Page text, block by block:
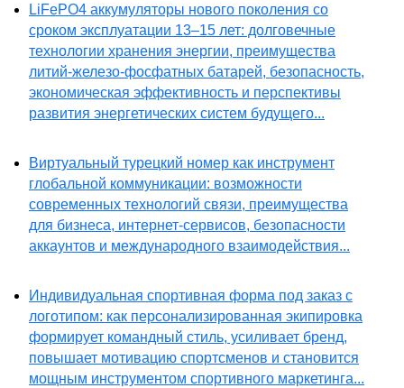
LiFePO4 аккумуляторы нового поколения со
сроком эксплуатации 13–15 лет: долговечные
технологии хранения энергии, преимущества
литий-железо-фосфатных батарей, безопасность,
экономическая эффективность и перспективы
развития энергетических систем будущего...
Виртуальный турецкий номер как инструмент
глобальной коммуникации: возможности
современных технологий связи, преимущества
для бизнеса, интернет-сервисов, безопасности
аккаунтов и международного взаимодействия...
Индивидуальная спортивная форма под заказ с
логотипом: как персонализированная экипировка
формирует командный стиль, усиливает бренд,
повышает мотивацию спортсменов и становится
мощным инструментом спортивного маркетинга...